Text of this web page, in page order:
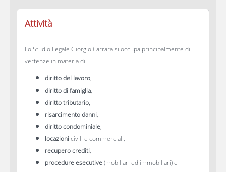
Attività
Lo Studio Legale Giorgio Carrara si occupa principalmente di
vertenze in materia di
diritto del lavoro,
diritto di famiglia,
diritto tributario,
risarcimento danni,
diritto condominiale,
locazionicivili e commerciali,
recupero crediti,
procedure esecutive(mobiliari ed immobiliari) e